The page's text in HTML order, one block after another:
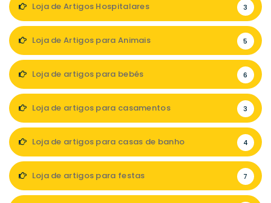
Loja de Artigos Hospitalares 3
Loja de Artigos para Animais 5
Loja de artigos para bebés 6
Loja de artigos para casamentos 3
Loja de artigos para casas de banho 4
Loja de artigos para festas 7